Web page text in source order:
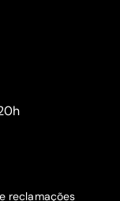
reclamações